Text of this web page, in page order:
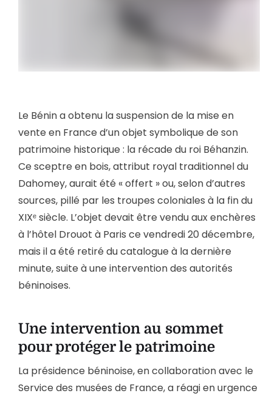
Le Bénin a obtenu la suspension de la mise en
vente en France d’un objet symbolique de son
patrimoine historique : la récade du roi Béhanzin.
Ce sceptre en bois, attribut royal traditionnel du
Dahomey, aurait été « offert » ou, selon d’autres
sources, pillé par les troupes coloniales à la fin du
XIXᵉ siècle. L’objet devait être vendu aux enchères
à l’hôtel Drouot à Paris ce vendredi 20 décembre,
mais il a été retiré du catalogue à la dernière
minute, suite à une intervention des autorités
béninoises.
Une intervention au sommet
pour protéger le patrimoine
La présidence béninoise, en collaboration avec le
Service des musées de France, a réagi en urgence